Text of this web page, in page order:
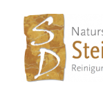
content